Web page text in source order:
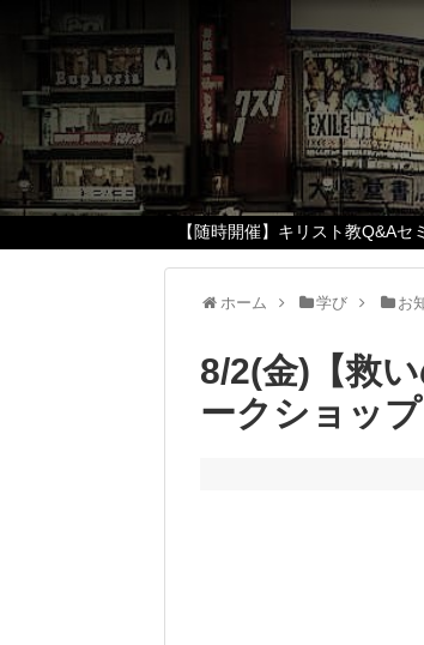
【随時開催】キリスト教Q&Aセ
ホーム 学び お
8/2(金)【救
ークショップ